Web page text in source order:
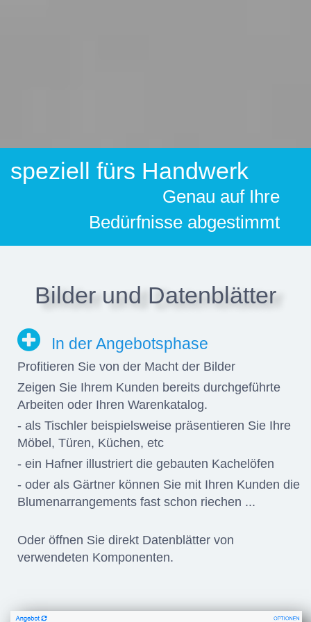
speziell fürs Handwerk
Genau auf Ihre
Bedürfnisse abgestimmt
Bilder und Datenblätter
In der Angebotsphase
Profitieren Sie von der Macht der Bilder
Zeigen Sie Ihrem Kunden bereits durchgeführte
Arbeiten oder Ihren Warenkatalog.
- als Tischler beispielsweise präsentieren Sie Ihre
Möbel, Türen, Küchen, etc
- ein Hafner illustriert die gebauten Kachelöfen
- oder als Gärtner können Sie mit Ihren Kunden die
Blumenarrangements fast schon riechen ...
Oder öffnen Sie direkt Datenblätter von
verwendeten Komponenten.